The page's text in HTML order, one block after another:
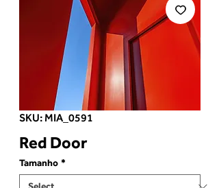
SKU: MIA_0591
Red Door
Tamanho *